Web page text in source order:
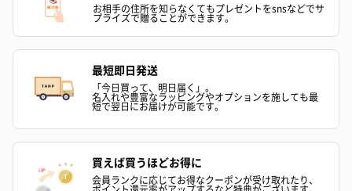
ゼリーバウム カット
（レモン＆紅茶）（432
麦わらパンダバウム
（バナナ味）（540円）
3層デザート
スキンケアグッズ
スキンケアグッズを同梱してお届けします。
お相手の住所を知らなくてもプレゼントをsnsなどでサ
プライズで贈ることができます。
最短即日発送
「今日買って、明日届く」。
名入れや豊富なラッピングやオプションを施しても最
短で翌日にお届けが可能です。
買えば買うほどお得に
会員ランクに応じてお得なクーポンが受け取れたり、